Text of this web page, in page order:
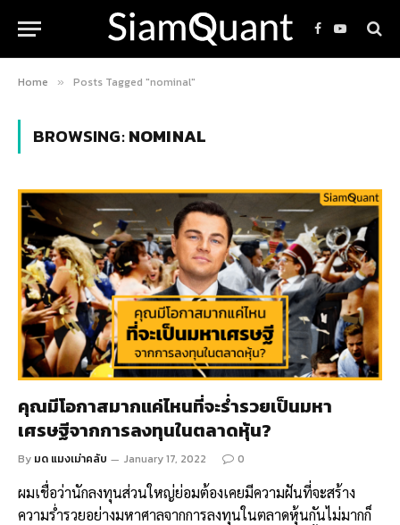
Facebook
YouTube
Home » Posts Tagged "nominal"
BROWSING:NOMINAL
คุณมีโอกาสมากแค่ไหนที่จะร่ำรวยเป็นมหา
เศรษฐีจากการลงทุนในตลาดหุ้น?
By มด แมงเม่าคลับ January 17, 2022 0
ผมเชื่อว่านักลงทุนส่วนใหญ่ย่อมต้องเคยมีความฝันที่จะสร้าง
ความร่ำรวยอย่างมหาศาลจากการลงทุนในตลาดหุ้นกันไม่มากก็